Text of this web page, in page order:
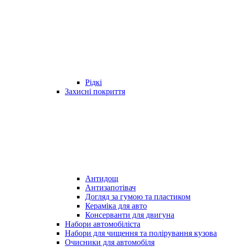
Рідкі
Захисні покриття
Антидощ
Антизапотівач
Догляд за гумою та пластиком
Кераміка для авто
Консерванти для двигуна
Набори автомобіліста
Набори для чищення та полірування кузова
Очисники для автомобіля